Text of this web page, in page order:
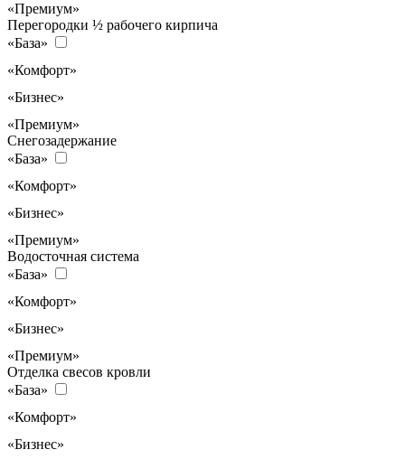
«Премиум»
Перегородки ½ рабочего кирпича
«База»
«Комфорт»
«Бизнес»
«Премиум»
Снегозадержание
«База»
«Комфорт»
«Бизнес»
«Премиум»
Водосточная система
«База»
«Комфорт»
«Бизнес»
«Премиум»
Отделка свесов кровли
«База»
«Комфорт»
«Бизнес»